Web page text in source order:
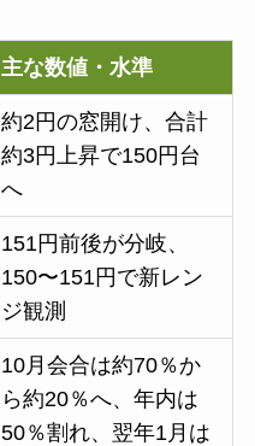
主な数値・水準
約2円の窓開け、合計
約3円上昇で150円台
へ
151円前後が分岐、
150〜151円で新レン
ジ観測
10月会合は約70％か
ら約20％へ、年内は
50％割れ、翌年1月は